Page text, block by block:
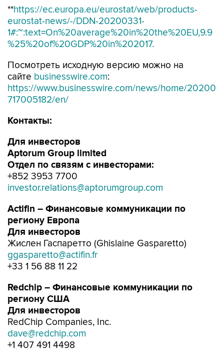
**https://ec.europa.eu/eurostat/web/products-
eurostat-news/-/DDN-20200331-
1#:~:text=On%20average%20in%20the%20EU,9.9
%25%20of%20GDP%20in%202017.
Посмотреть исходную версию можно на
сайте businesswire.com:
https://www.businesswire.com/news/home/20200
717005182/en/
Контакты:
Для инвесторов
Aptorum Group limited
Отдел по связям с инвесторами:
+852 3953 7700
investor.relations@aptorumgroup.com
Actifin – Финансовые коммуникации по
региону Европа
Для инвесторов
Жислен Гаспаретто (Ghislaine Gasparetto)
ggasparetto@actifin.fr
+33 1 56 88 11 22
Redchip – Финансовые коммуникации по
региону США
Для инвесторов
RedChip Companies, Inc.
dave@redchip.com
+1 407 491 4498